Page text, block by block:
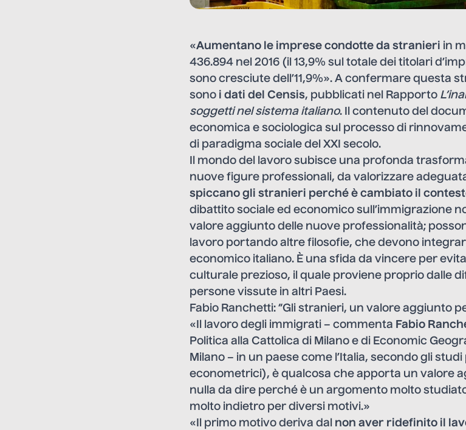
«Aumentano le imprese condotte da stranieri in
436.894 nel 2016 (il 13,9% sul totale dei titolari
sono cresciute dell’11,9%». A confermare questa
sono i dati del Censis, pubblicati nel Rapporto
soggetti nel sistema italiano. Il contenuto del
economica e sociologica sul processo di
di paradigma sociale del XXI secolo.
Il mondo del lavoro subisce una profonda
nuove figure professionali, da valorizzare
spiccano gli stranieri perché è cambiato il
dibattito sociale ed economico sull’immigrazione
valore aggiunto delle nuove professionalità;
lavoro portando altre filosofie, che devono
economico italiano. È una sfida da vincere per
culturale prezioso, il quale proviene proprio dalle
persone vissute in altri Paesi.
Fabio Ranchetti: “Gli stranieri, un valore aggiunto
«Il lavoro degli immigrati – commenta Fabio
Politica alla Cattolica di Milano e di Economic
Milano – in un paese come l’Italia, secondo gli
econometrici), è qualcosa che apporta un valore
nulla da dire perché è un argomento molto
molto indietro per diversi motivi.»
«Il primo motivo deriva dal non aver ridefinito il